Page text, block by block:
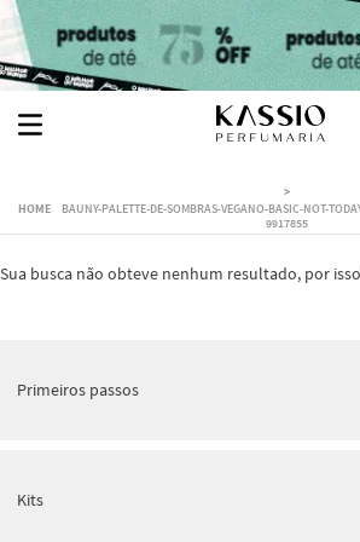
BAUNY-PALETTE-DE-SOMBRAS-VEGANO-BASIC-NOT-
9917855
Sua busca não obteve nenhum resultado, por
Primeiros passos
Kits